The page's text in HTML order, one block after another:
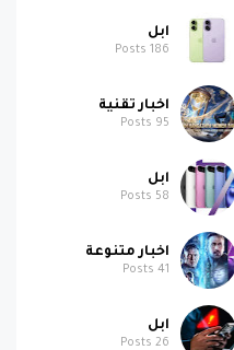
ابل
186
اخبار تقنية
95
ابل
58
اخبار متنوعة
41
ابل
26